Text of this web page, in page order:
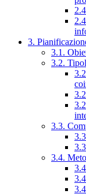
3.
3.1.
3.2.
3.3.
3.4.